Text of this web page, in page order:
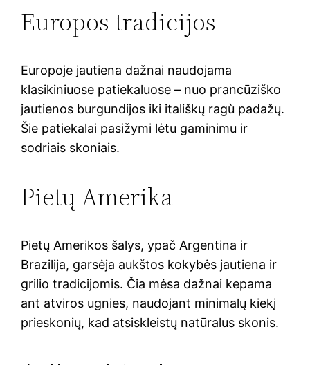
Europos tradicijos
Europoje jautiena dažnai naudojama
klasikiniuose patiekaluose – nuo prancūziško
jautienos burgundijos iki itališkų ragù padažų.
Šie patiekalai pasižymi lėtu gaminimu ir
sodriais skoniais.
Pietų Amerika
Pietų Amerikos šalys, ypač Argentina ir
Brazilija, garsėja aukštos kokybės jautiena ir
grilio tradicijomis. Čia mėsa dažnai kepama
ant atviros ugnies, naudojant minimalų kiekį
prieskonių, kad atsiskleistų natūralus skonis.